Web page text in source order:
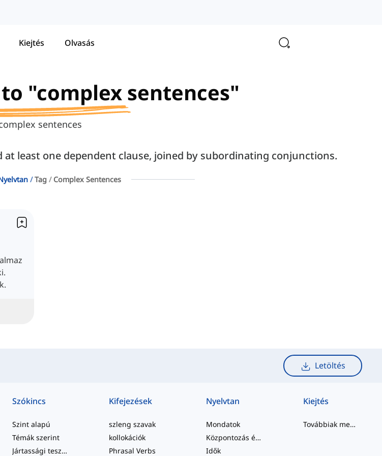
Kiejtés Olvasás
"complex sentences"
sentences
least one dependent clause, joined by subordinating conjunctions.
Tag Complex Sentences
Letöltés
Szókincs
Szint alapú
Témák szerint
Jártassági tesztek
Kifejezések
szleng szavak
kollokációk
Phrasal Verbs
Nyelvtan
Mondatok
Központozás és Helyesírás
Idők
Kiejtés
Továbbiak megtekintése